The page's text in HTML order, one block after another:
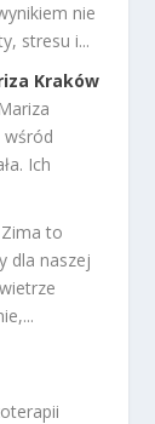
nie
stresu i...
Kraków
wśród
Ich
Zima to
dla naszej